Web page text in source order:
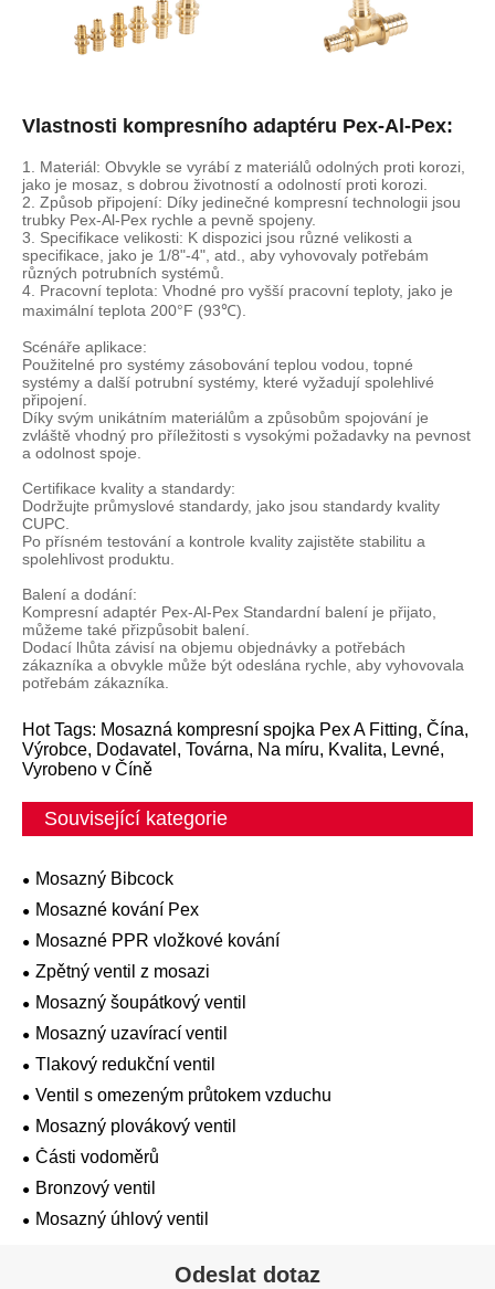
Vlastnosti kompresního adaptéru Pex-Al-Pex:
1. Materiál: Obvykle se vyrábí z materiálů odolných proti korozi,
jako je mosaz, s dobrou životností a odolností proti korozi.
2. Způsob připojení: Díky jedinečné kompresní technologii jsou
trubky Pex-Al-Pex rychle a pevně spojeny.
3. Specifikace velikosti: K dispozici jsou různé velikosti a
specifikace, jako je 1/8"-4", atd., aby vyhovovaly potřebám
různých potrubních systémů.
4. Pracovní teplota: Vhodné pro vyšší pracovní teploty, jako je
maximální teplota 200°F (93℃).
Scénáře aplikace:
Použitelné pro systémy zásobování teplou vodou, topné
systémy a další potrubní systémy, které vyžadují spolehlivé
připojení.
Díky svým unikátním materiálům a způsobům spojování je
zvláště vhodný pro příležitosti s vysokými požadavky na pevnost
a odolnost spoje.
Certifikace kvality a standardy:
Dodržujte průmyslové standardy, jako jsou standardy kvality
CUPC.
Po přísném testování a kontrole kvality zajistěte stabilitu a
spolehlivost produktu.
Balení a dodání:
Kompresní adaptér Pex-Al-Pex Standardní balení je přijato,
můžeme také přizpůsobit balení.
Dodací lhůta závisí na objemu objednávky a potřebách
zákazníka a obvykle může být odeslána rychle, aby vyhovovala
potřebám zákazníka.
Hot Tags: Mosazná kompresní spojka Pex A Fitting, Čína,
Výrobce, Dodavatel, Továrna, Na míru, Kvalita, Levné,
Vyrobeno v Číně
Související kategorie
Mosazný Bibcock
Mosazné kování Pex
Mosazné PPR vložkové kování
Zpětný ventil z mosazi
Mosazný šoupátkový ventil
Mosazný uzavírací ventil
Tlakový redukční ventil
Ventil s omezeným průtokem vzduchu
Mosazný plovákový ventil
Části vodoměrů
Bronzový ventil
Mosazný úhlový ventil
Odeslat dotaz